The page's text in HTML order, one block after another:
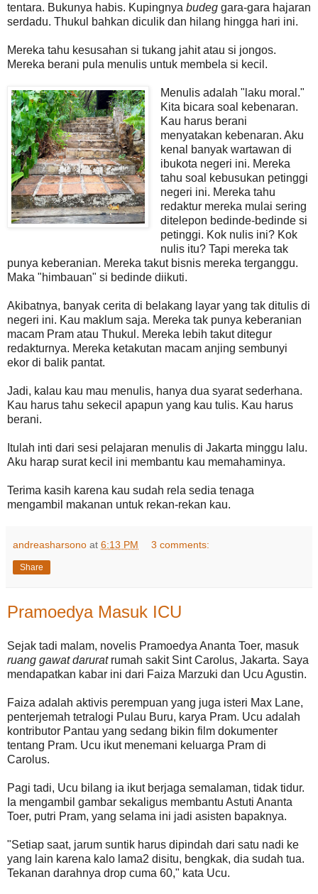
tentara. Bukunya habis. Kupingnya budeg gara-gara hajaran
serdadu. Thukul bahkan diculik dan hilang hingga hari ini.
Mereka tahu kesusahan si tukang jahit atau si jongos.
Mereka berani pula menulis untuk membela si kecil.
Menulis adalah "laku moral."
Kita bicara soal kebenaran.
Kau harus berani
menyatakan kebenaran. Aku
kenal banyak wartawan di
ibukota negeri ini. Mereka
tahu soal kebusukan petinggi
negeri ini. Mereka tahu
redaktur mereka mulai sering
ditelepon bedinde-bedinde si
petinggi. Kok nulis ini? Kok
nulis itu? Tapi mereka tak
punya keberanian. Mereka takut bisnis mereka terganggu.
Maka "himbauan" si bedinde diikuti.
Akibatnya, banyak cerita di belakang layar yang tak ditulis di
negeri ini. Kau maklum saja. Mereka tak punya keberanian
macam Pram atau Thukul. Mereka lebih takut ditegur
redakturnya. Mereka ketakutan macam anjing sembunyi
ekor di balik pantat.
Jadi, kalau kau mau menulis, hanya dua syarat sederhana.
Kau harus tahu sekecil apapun yang kau tulis. Kau harus
berani.
Itulah inti dari sesi pelajaran menulis di Jakarta minggu lalu.
Aku harap surat kecil ini membantu kau memahaminya.
Terima kasih karena kau sudah rela sedia tenaga
mengambil makanan untuk rekan-rekan kau.
andreasharsono at 6:13 PM 3 comments:
Share
Pramoedya Masuk ICU
Sejak tadi malam, novelis Pramoedya Ananta Toer, masuk
ruang gawat daruratrumah sakit Sint Carolus, Jakarta. Saya
mendapatkan kabar ini dari Faiza Marzuki dan Ucu Agustin.
Faiza adalah aktivis perempuan yang juga isteri Max Lane,
penterjemah tetralogi Pulau Buru, karya Pram. Ucu adalah
kontributor Pantau yang sedang bikin film dokumenter
tentang Pram. Ucu ikut menemani keluarga Pram di
Carolus.
Pagi tadi, Ucu bilang ia ikut berjaga semalaman, tidak tidur.
Ia mengambil gambar sekaligus membantu Astuti Ananta
Toer, putri Pram, yang selama ini jadi asisten bapaknya.
"Setiap saat, jarum suntik harus dipindah dari satu nadi ke
yang lain karena kalo lama2 disitu, bengkak, dia sudah tua.
Tekanan darahnya drop cuma 60," kata Ucu.